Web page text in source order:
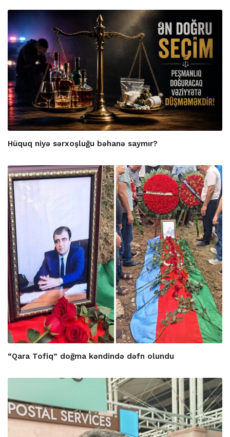
Hüquq niyə sərxoşluğu bəhanə saymır?
“Qara Tofiq” doğma kəndində dəfn olundu